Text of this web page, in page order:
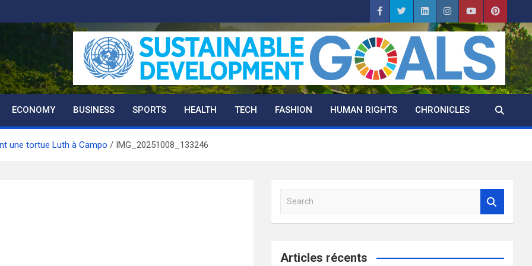
ECONOMY BUSINESS SPORTS HEALTH TECH FASHION HUMAN RIGHTS CHRONICLES
une tortue Luth à Campo IMG_20251008_133246
a
c
Articles récents